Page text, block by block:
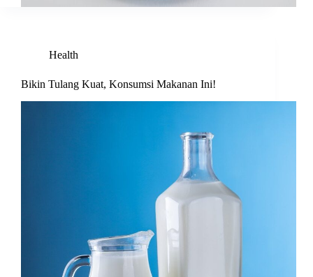
Health
Bikin Tulang Kuat, Konsumsi Makanan Ini!